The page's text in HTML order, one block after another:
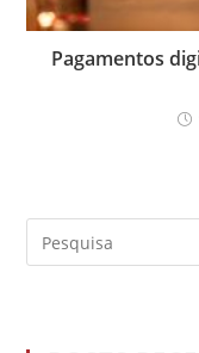
Pagamentos